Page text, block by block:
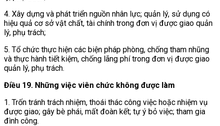
4. Xây dựng và phát triển nguồn nhân lực; quản lý, sử dụng có
hiệu quả cơ sở vật chất, tài chính trong đơn vị được giao quản
lý, phụ trách;
5. Tổ chức thực hiện các biện pháp phòng, chống tham nhũng
và thực hành tiết kiệm, chống lãng phí trong đơn vị được giao
quản lý, phụ trách.
Điều 19. Những việc viên chức không được làm
1. Trốn tránh trách nhiệm, thoái thác công việc hoặc nhiệm vụ
được giao; gây bè phái, mất đoàn kết; tự ý bỏ việc; tham gia
đình công.